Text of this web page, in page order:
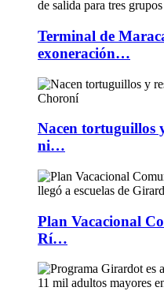
Terminal de
exoneración…
Nacen tortuguillos
ni…
Plan Vacacional
Rí…